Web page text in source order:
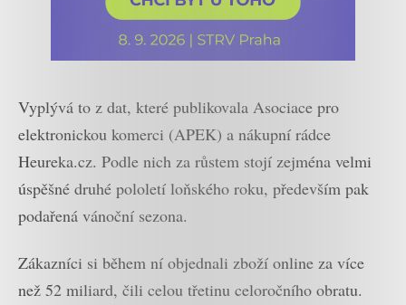
Vyplývá to z dat, které publikovala Asociace pro
elektronickou komerci (APEK) a nákupní rádce
Heureka.cz. Podle nich za růstem stojí zejména velmi
úspěšné druhé pololetí loňského roku, především pak
podařená vánoční sezona.
Zákazníci si během ní objednali zboží online za více
než 52 miliard, čili celou třetinu celoročního obratu.